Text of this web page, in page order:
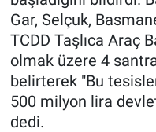
Gar, Selçuk,
TCDD Taşlıca Araç
olmak üzere 4
belirterek "Bu
500 milyon lira
dedi.